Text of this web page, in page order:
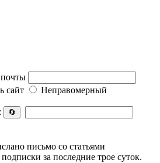
сайт
Неправомерный
🔄
письмо со статьями
за последние трое суток.